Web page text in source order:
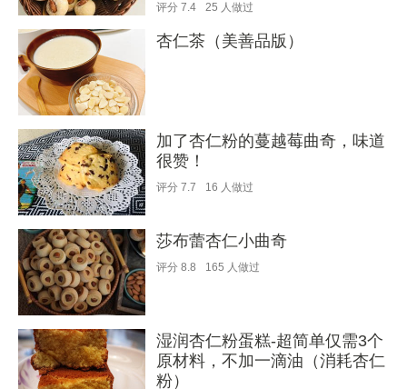
评分 7.4 25 人做过
杏仁茶（美善品版）
加了杏仁粉的蔓越莓曲奇，味道
很赞！
评分 7.7 16 人做过
莎布蕾杏仁小曲奇
评分 8.8 165 人做过
湿润杏仁粉蛋糕-超简单仅需3个
原材料，不加一滴油（消耗杏仁
粉）